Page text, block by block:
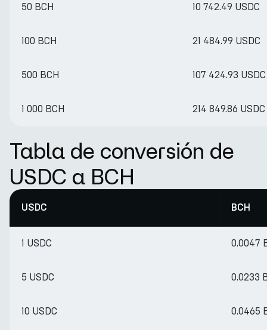
50 BCH 10 742.49 USDC
100 BCH 21 484.99 USDC
500 BCH 107 424.93 USDC
1 000 BCH 214 849.86 USDC
Tabla de conversión de
USDC a BCH
USDC BCH
1 USDC 0.0047
5 USDC 0.0233
10 USDC 0.0465